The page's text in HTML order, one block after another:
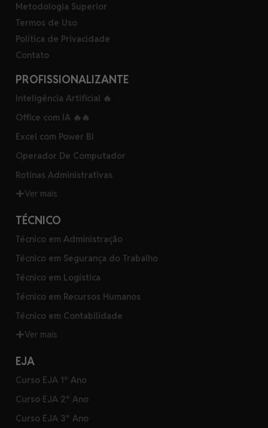
Metodologia Superior
Termos de Uso
Política de Privacidade
Contato
PROFISSIONALIZANTE
Inteligência Artificial 🔥
Office com IA 🔥🔥
Excel com Power BI
Operador De Computador
Rotinas Administrativas
Ver mais
TÉCNICO
Técnico em Administração
Técnico em Segurança do Trabalho
Técnico em Logística
Técnico em Recursos Humanos
Técnico em Contabilidade
Ver mais
EJA
Curso EJA 1º Ano
Curso EJA 2º Ano
Curso EJA 3º Ano